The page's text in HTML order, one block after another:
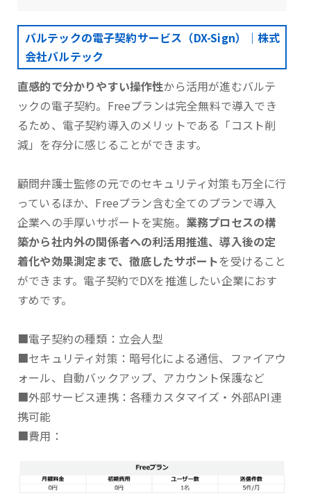
バルテックの電子契約サービス（DX-Sign）｜株式
会社バルテック
直感的で分かりやすい操作性から活用が進むバルテ
ックの電子契約。Freeプランは完全無料で導入でき
るため、電子契約導入のメリットである「コスト削
減」を存分に感じることができます。
顧問弁護士監修の元でのセキュリティ対策も万全に行
っているほか、Freeプラン含む全てのプランで導入
企業への手厚いサポートを実施。 業務プロセスの構
築から社内外の関係者への利活用推進、導入後の定
着化や効果測定まで、徹底したサポートを受けること
ができます。電子契約でDXを推進したい企業におす
すめです。
■電子契約の種類：立会人型
■セキュリティ対策：暗号化による通信、ファイアウ
ォール、自動バックアップ、アカウント保護など
■外部サービス連携：各種カスタマイズ・外部API連
携可能
■費用：